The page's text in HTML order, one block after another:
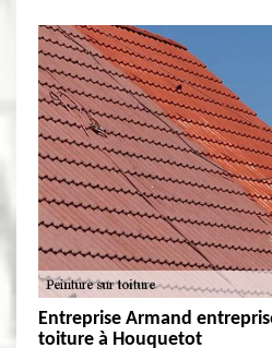
Entreprise Armand
toiture à Houquetot